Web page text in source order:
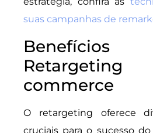
suas campanhas de
commerce
O retargeting oferece
cruciais para o sucesso